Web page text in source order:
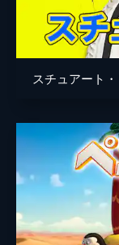
スチュアート